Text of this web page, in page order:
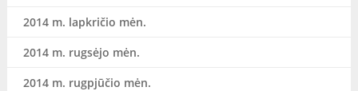
2014 m. lapkričio mėn.
2014 m. rugsėjo mėn.
2014 m. rugpjūčio mėn.